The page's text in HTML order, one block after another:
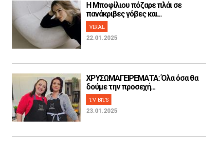
H Μποφίλιου πόζαρε πλάι σε
πανάκριβες γόβες και...
VIRAL
22.01.2025
ΧΡΥΣΩΜΑΓΕΙΡΕΜΑΤΑ: Όλα όσα θα
δούμε την προσεχή...
TV BITS
23.01.2025